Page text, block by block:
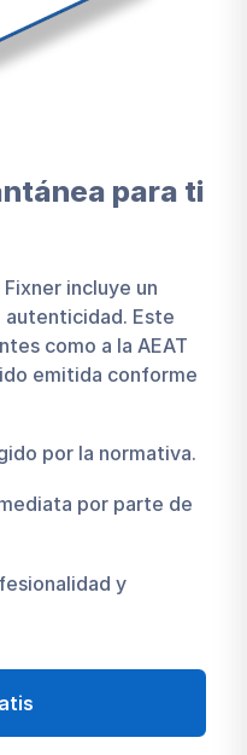
para ti
incluye un
autenticidad. Este
como a la AEAT
emitida conforme
por la normativa.
por parte de
y